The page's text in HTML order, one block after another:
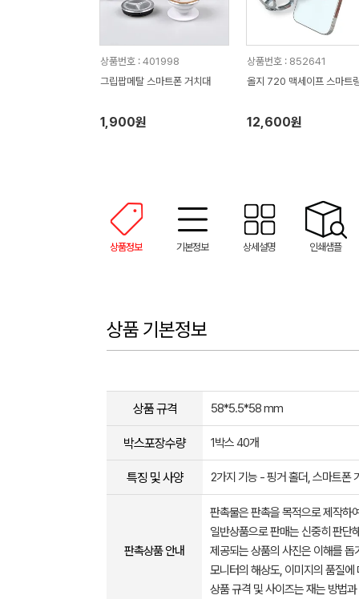
상품번호 : 401998
그립팝메탈 스마트폰 거치대
1,900원
상품번호 : 852641
올지 720 맥세이프 스마트
12,600원
상품정보 기본정보 상세설명 인쇄샘플
상품 기본정보
상품 규격 58*5.5*58 mm
박스포장수량 1박스 40개
특징 및 사양 2가지 기능 - 핑거 홀더, 스마트폰
판촉상품 안내
판촉물은 판촉을 목적으로 제작하
일반상품으로 판매는 신중히 판단
제공되는 상품의 사진은 이해를
모니터의 해상도, 이미지의 품질
상품 규격 및 사이즈는 재는 방법